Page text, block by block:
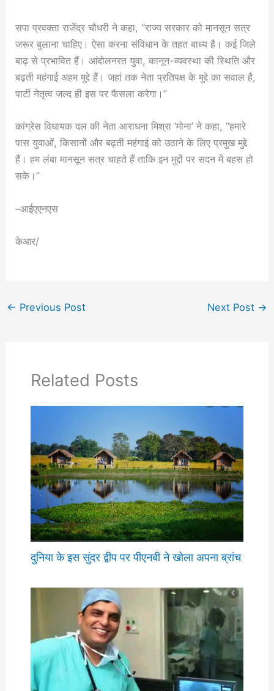
सपा प्रवक्ता राजेंद्र चौधरी ने कहा, “राज्य सरकार को मानसून सत्र
जरूर बुलाना चाहिए। ऐसा करना संविधान के तहत बाध्य है। कई जिले
बाढ़ से प्रभावित हैं। आंदोलनरत युवा, कानून-व्यवस्था की स्थिति और
बढ़ती महंगाई अहम मुद्दे हैं। जहां तक ​​नेता प्रतिपक्ष के मुद्दे का सवाल है,
पार्टी नेतृत्व जल्द ही इस पर फैसला करेगा।”
कांग्रेस विधायक दल की नेता आराधना मिश्रा ‘मोना’ ने कहा, “हमारे
पास युवाओं, किसानों और बढ़ती महंगाई को उठाने के लिए प्रमुख मुद्दे
हैं। हम लंबा मानसून सत्र चाहते हैं ताकि इन मुद्दों पर सदन में बहस हो
सके।”
–आईएएनएस
केआर/
← Previous Post Next Post →
Related Posts
दुनिया के इस सुंदर द्वीप पर पीएनबी ने खोला अपना ब्रांच